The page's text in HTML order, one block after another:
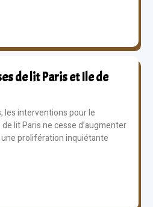
de lit Paris et Ile de
les interventions pour le
lit Paris ne cesse d’augmenter
prolifération inquiétante